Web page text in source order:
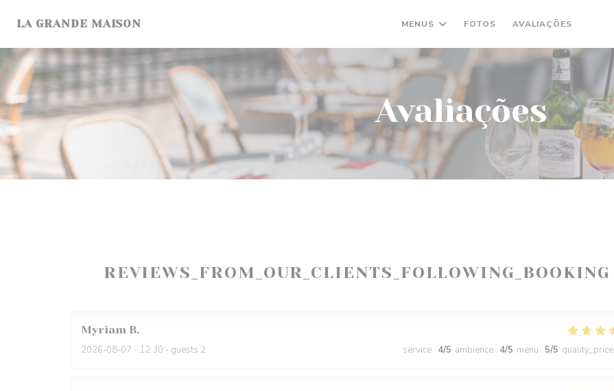
LA GRANDE MAISON MENUS FOTOS AVALIAÇÕES
Avaliações
REVIEWS_FROM_OUR_CLIENTS_FOLLOWING_BOOKING
Myriam B
2026-08-07 - 12:30 - guests 2 service : 4/5 ambience : 4/5 menu : 5/5 quality_price